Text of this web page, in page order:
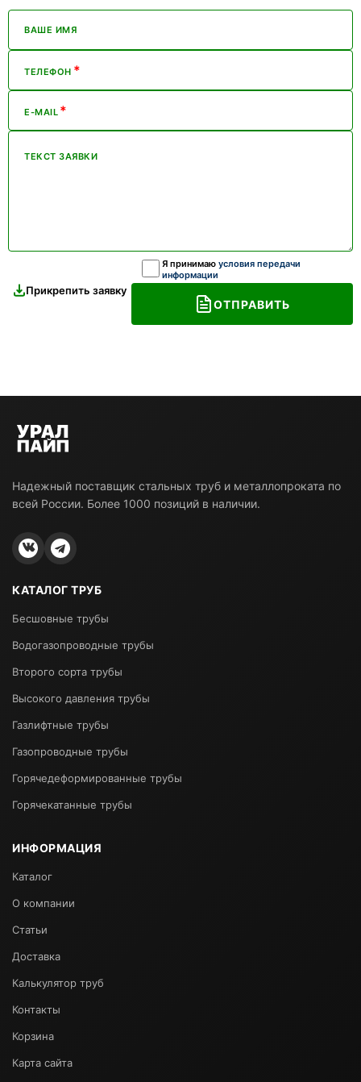
ВАШЕ ИМЯ
ТЕЛЕФОН *
E-MAIL *
ТЕКСТ ЗАЯВКИ
Прикрепить заявку
Я принимаю условия передачи
информации
ОТПРАВИТЬ
Надежный поставщик стальных труб и металлопроката по
всей России. Более 1000 позиций в наличии.
КАТАЛОГ ТРУБ
Бесшовные трубы
Водогазопроводные трубы
Второго сорта трубы
Высокого давления трубы
Газлифтные трубы
Газопроводные трубы
Горячедеформированные трубы
Горячекатанные трубы
ИНФОРМАЦИЯ
Каталог
О компании
Статьи
Доставка
Калькулятор труб
Контакты
Корзина
Карта сайта